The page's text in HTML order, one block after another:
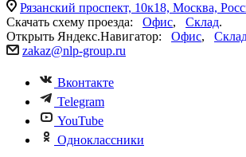
Рязанский проспект, 10к18, Москва,
Скачать схему проезда: Офис, Склад.
Открыть Яндекс.Навигатор: Офис,
zakaz@nlp-group.ru
Вконтакте
Telegram
YouTube
Одноклассники